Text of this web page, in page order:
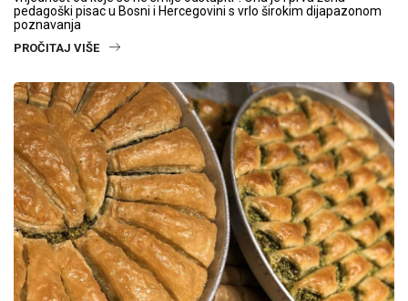
pedagoški pisac u Bosni i Hercegovini s vrlo širokim dijapazonom
poznavanja
PROČITAJ VIŠE